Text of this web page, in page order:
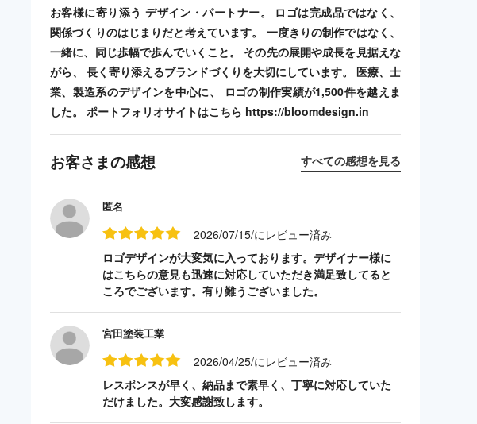
お客様に寄り添う デザイン・パートナー。 ロゴは完成品ではなく、
関係づくりのはじまりだと考えています。 一度きりの制作ではなく、
一緒に、同じ歩幅で歩んでいくこと。 その先の展開や成長を見据えな
がら、 長く寄り添えるブランドづくりを大切にしています。 医療、士
業、製造系のデザインを中心に、 ロゴの制作実績が1,500件を越えま
した。 ポートフォリオサイトはこちら https://bloomdesign.in
お客さまの感想 すべての感想を見る
匿名
2026/07/15/にレビュー済み
ロゴデザインが大変気に入っております。デザイナー様に
はこちらの意見も迅速に対応していただき満足致してると
ころでございます。有り難うございました。
宮田塗装工業
2026/04/25/にレビュー済み
レスポンスが早く、納品まで素早く、丁寧に対応していた
だけました。大変感謝致します。